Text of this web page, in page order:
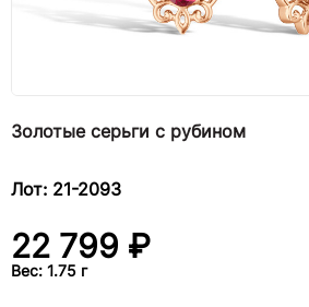
Золотые серьги с рубином
Лот: 21-2093
22 799 ₽
Вес: 1.75 г